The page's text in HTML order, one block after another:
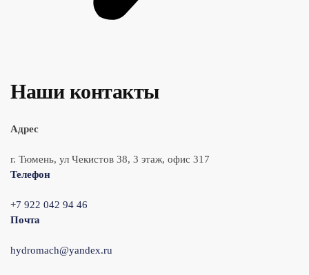
Наши контакты
Адрес
г. Тюмень, ул Чекистов 38, 3 этаж, офис 317
Телефон
+7 922 042 94 46
Почта
hydromach@yandex.ru